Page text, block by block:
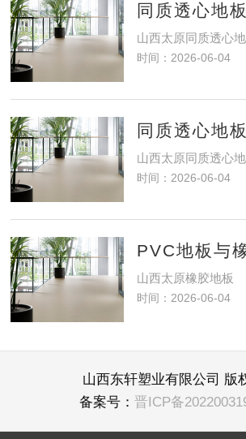
山西太原同质透心
时间：2026-06-04
山西太原同质透心
时间：2026-06-04
PVC地板与
山西太原橡胶地板
时间：2026-06-04
山西东轩塑业有限公司 版
备案号： 晋ICP备